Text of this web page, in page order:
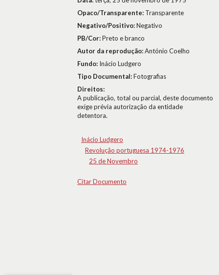
Opaco/Transparente: Transparente
Negativo/Positivo:Negativo
PB/Cor:Preto e branco
Autor da reprodução:António Coelho
Fundo: Inácio Ludgero
Tipo Documental:Fotografias
Direitos:
A publicação, total ou parcial, deste documento
exige prévia autorização da entidade
detentora.
Inácio Ludgero
Revolução portuguesa 1974-1976
25 de Novembro
Citar Documento